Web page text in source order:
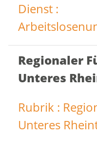
Dienst :
Regionaler
Unteres
Rubrik :
Unteres